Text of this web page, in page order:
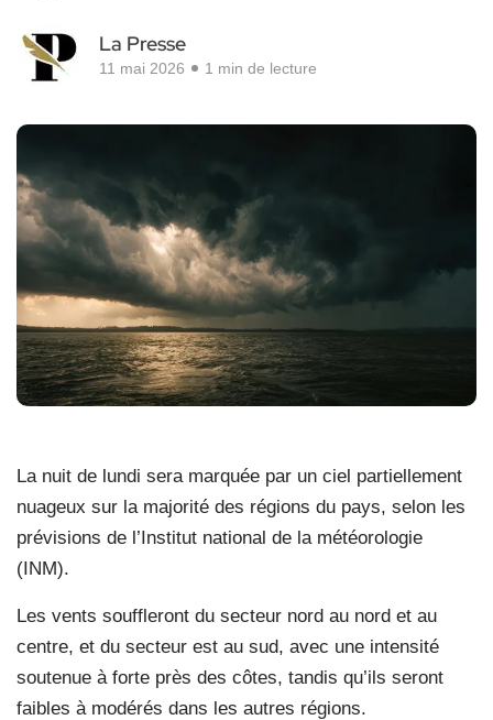
La Presse
11 mai 2026 1 min de lecture
La nuit de lundi sera marquée par un ciel partiellement
nuageux sur la majorité des régions du pays, selon les
prévisions de l’Institut national de la météorologie
(INM).
Les vents souffleront du secteur nord au nord et au
centre, et du secteur est au sud, avec une intensité
soutenue à forte près des côtes, tandis qu’ils seront
faibles à modérés dans les autres régions.